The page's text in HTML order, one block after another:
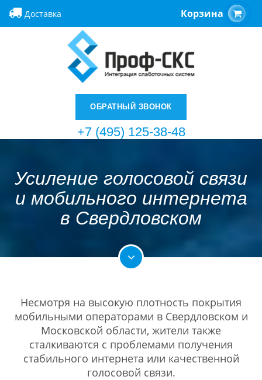
Доставка Корзина
ОБРАТНЫЙ ЗВОНОК
+7 (495) 125-38-48
Усиление голосовой связи
и мобильного интернета
в Свердловском
Несмотря на высокую плотность покрытия
мобильными операторами в Свердловском и
Московской области, жители также
сталкиваются с проблемами получения
стабильного интернета или качественной
голосовой связи.